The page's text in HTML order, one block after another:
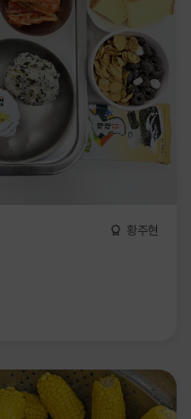
황주현